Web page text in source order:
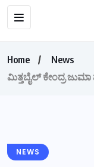
Home
News
ಮಿತ್ತಬೈಲ್ ಕೇಂದ್ರ
NEWS